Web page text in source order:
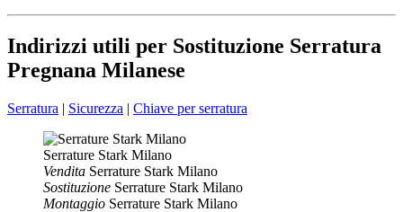
Indirizzi utili per Sostituzione Serratura
Pregnana Milanese
Serratura | Sicurezza | Chiave per serratura
Serrature Stark Milano
Vendita Serrature Stark Milano
Sostituzione Serrature Stark Milano
Montaggio Serrature Stark Milano